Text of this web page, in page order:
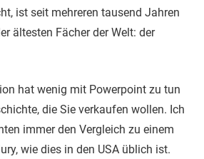
ist seit mehreren tausend Jahren
ältesten Fächer der Welt: der
hat wenig mit Powerpoint zu tun
die Sie verkaufen wollen. Ich
immer den Vergleich zu einem
wie dies in den USA üblich ist.